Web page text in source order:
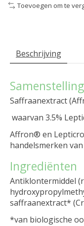
Toevoegen om te
Beschrijving
Saffraanextract
waarvan 3.5%
Affron® en
handelsmerken
Ingrediënten
Antiklontermiddel
saffraanextract*
*van biologische